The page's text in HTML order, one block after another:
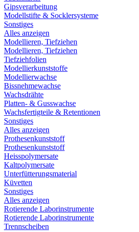
Gipsverarbeitung
Modellstifte & Socklersysteme
Sonstiges
Alles anzeigen
Modellieren, Tiefziehen
Modellieren, Tiefziehen
Tiefziehfolien
Modellierkunststoffe
Modellierwachse
Bissnehmewachse
Wachsdrähte
Platten- & Gusswachse
Wachsfertigteile & Retentionen
Sonstiges
Alles anzeigen
Prothesenkunststoff
Prothesenkunststoff
Heisspolymersate
Kaltpolymersate
Unterfütterungsmaterial
Küvetten
Sonstiges
Alles anzeigen
Rotierende Laborinstrumente
Rotierende Laborinstrumente
Trennscheiben